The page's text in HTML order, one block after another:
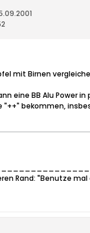
mit Birnen
eine BB Alu Power in
"++" bekommen,
Rand: "Benutze